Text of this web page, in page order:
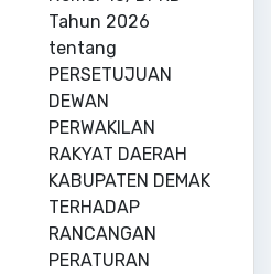
Tahun 2026
tentang
PERSETUJUAN
DEWAN
PERWAKILAN
RAKYAT DAERAH
KABUPATEN DEMAK
TERHADAP
RANCANGAN
PERATURAN